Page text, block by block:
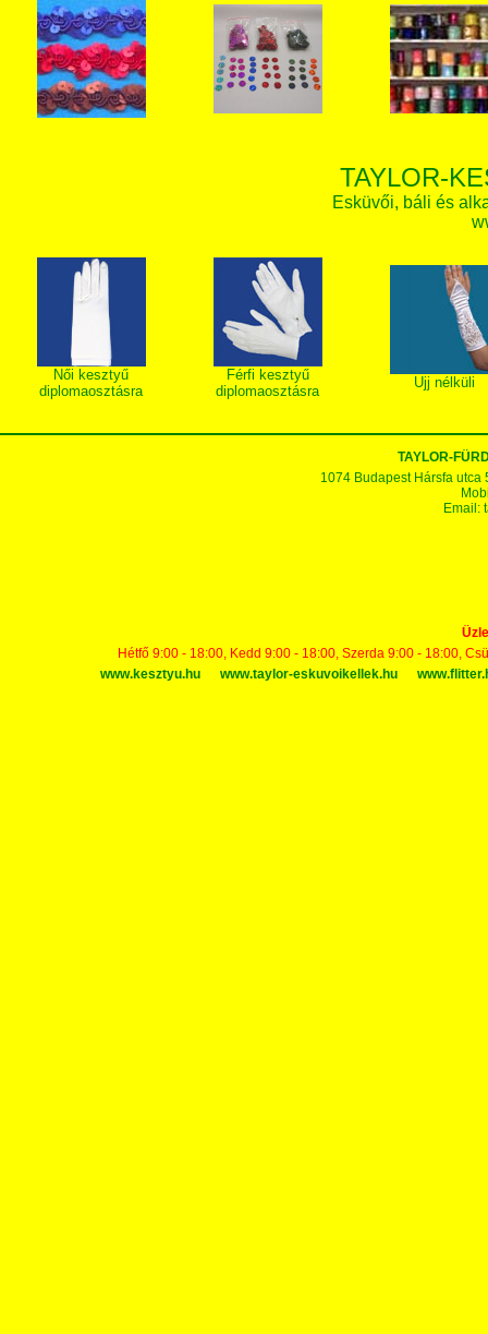
TAYLOR-
Esküvői, báli és
Női kesztyű
diplomaosztásra
Férfi kesztyű
diplomaosztásra
Ujj nélküli
TAYLOR-
1074 Budapest Hársfa utca
Email:
Hétfő 9:00 - 18:00, Kedd 9:00 - 18:00, Szerda 9:00 - 18:00,
www.kesztyu.hu
www.taylor-eskuvoikellek.hu